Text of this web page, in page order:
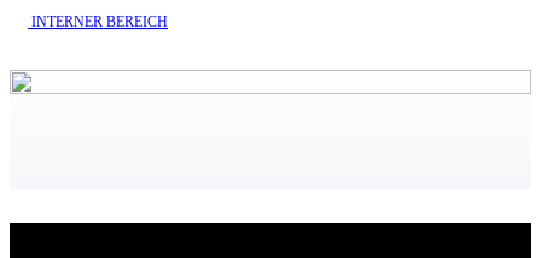
INTERNE​R BEREICH